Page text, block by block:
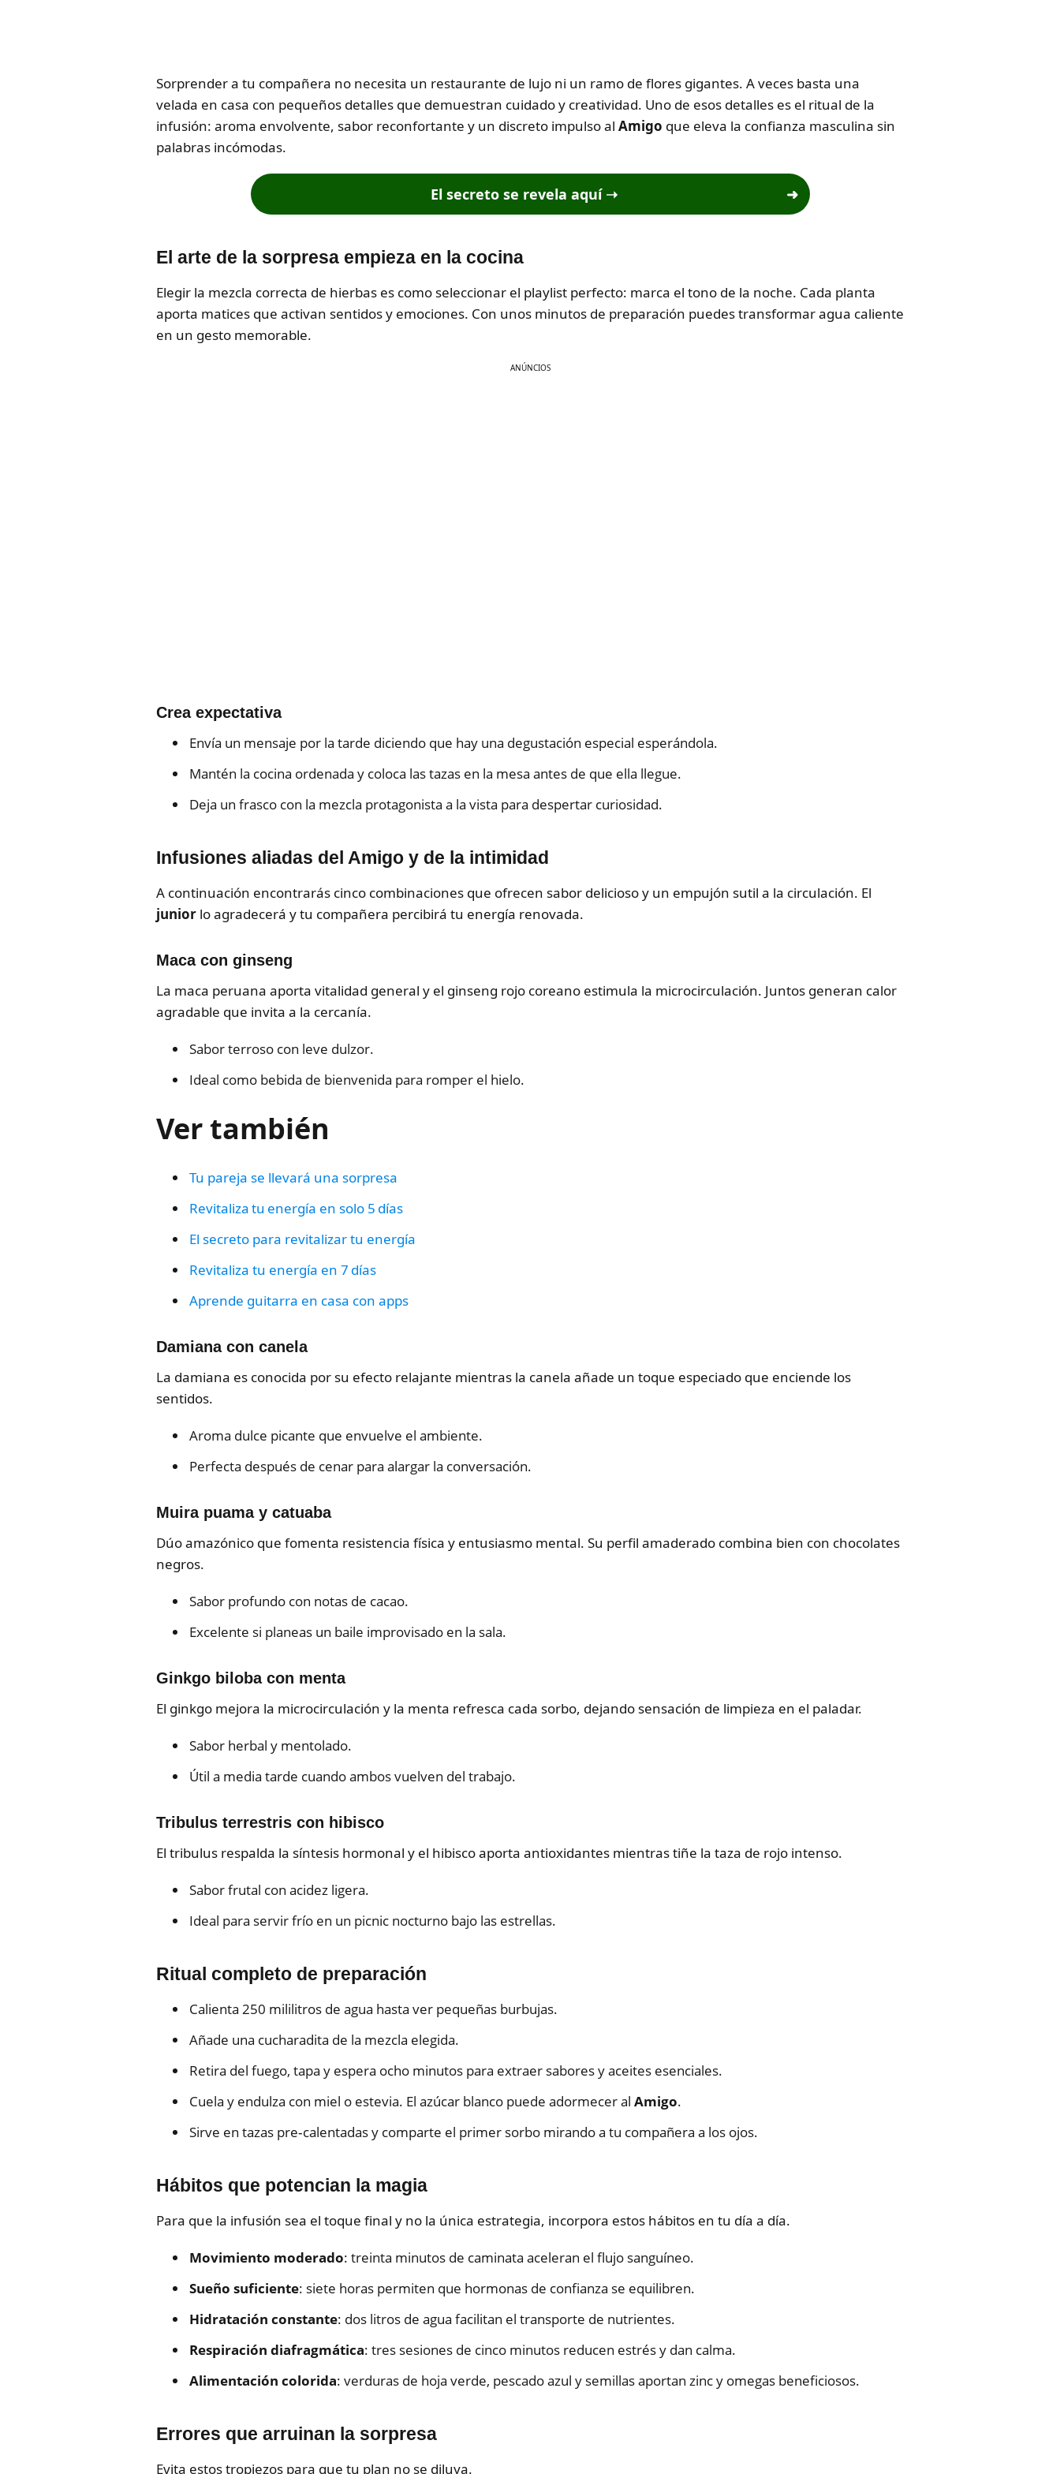
Sorprender a tu compañera no necesita un restaurante de lujo ni un ramo de flores gigantes. A veces basta una
velada en casa con pequeños detalles que demuestran cuidado y creatividad. Uno de esos detalles es el ritual de la
infusión: aroma envolvente, sabor reconfortante y un discreto impulso al Amigo que eleva la confianza masculina sin
palabras incómodas.
El secreto se revela aquí➝
El arte de la sorpresa empieza en la cocina
Elegir la mezcla correcta de hierbas es como seleccionar el playlist perfecto: marca el tono de la noche. Cada planta
aporta matices que activan sentidos y emociones. Con unos minutos de preparación puedes transformar agua caliente
en un gesto memorable.
ANÚNCIOS
Crea expectativa
Envía un mensaje por la tarde diciendo que hay una degustación especial esperándola.
Mantén la cocina ordenada y coloca las tazas en la mesa antes de que ella llegue.
Deja un frasco con la mezcla protagonista a la vista para despertar curiosidad.
Infusiones aliadas del Amigo y de la intimidad
A continuación encontrarás cinco combinaciones que ofrecen sabor delicioso y un empujón sutil a la circulación. El
junior lo agradecerá y tu compañera percibirá tu energía renovada.
Maca con ginseng
La maca peruana aporta vitalidad general y el ginseng rojo coreano estimula la microcirculación. Juntos generan calor
agradable que invita a la cercanía.
Sabor terroso con leve dulzor.
Ideal como bebida de bienvenida para romper el hielo.
Ver también
Tu pareja se llevará una sorpresa
Revitaliza tu energía en solo 5 días
El secreto para revitalizar tu energía
Revitaliza tu energía en 7 días
Aprende guitarra en casa con apps
Damiana con canela
La damiana es conocida por su efecto relajante mientras la canela añade un toque especiado que enciende los
sentidos.
Aroma dulce picante que envuelve el ambiente.
Perfecta después de cenar para alargar la conversación.
Muira puama y catuaba
Dúo amazónico que fomenta resistencia física y entusiasmo mental. Su perfil amaderado combina bien con chocolates
negros.
Sabor profundo con notas de cacao.
Excelente si planeas un baile improvisado en la sala.
Ginkgo biloba con menta
El ginkgo mejora la microcirculación y la menta refresca cada sorbo, dejando sensación de limpieza en el paladar.
Sabor herbal y mentolado.
Útil a media tarde cuando ambos vuelven del trabajo.
Tribulus terrestris con hibisco
El tribulus respalda la síntesis hormonal y el hibisco aporta antioxidantes mientras tiñe la taza de rojo intenso.
Sabor frutal con acidez ligera.
Ideal para servir frío en un picnic nocturno bajo las estrellas.
Ritual completo de preparación
Calienta 250 mililitros de agua hasta ver pequeñas burbujas.
Añade una cucharadita de la mezcla elegida.
Retira del fuego, tapa y espera ocho minutos para extraer sabores y aceites esenciales.
Cuela y endulza con miel o estevia. El azúcar blanco puede adormecer al Amigo.
Sirve en tazas pre‑calentadas y comparte el primer sorbo mirando a tu compañera a los ojos.
Hábitos que potencian la magia
Para que la infusión sea el toque final y no la única estrategia, incorpora estos hábitos en tu día a día.
Movimiento moderado: treinta minutos de caminata aceleran el flujo sanguíneo.
Sueño suficiente: siete horas permiten que hormonas de confianza se equilibren.
Hidratación constante: dos litros de agua facilitan el transporte de nutrientes.
Respiración diafragmática: tres sesiones de cinco minutos reducen estrés y dan calma.
Alimentación colorida: verduras de hoja verde, pescado azul y semillas aportan zinc y omegas beneficiosos.
Errores que arruinan la sorpresa
Evita estos tropiezos para que tu plan no se diluya.